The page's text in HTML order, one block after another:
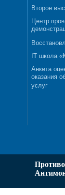
Второе
Центр
IT школа
Анкета
оказания
услуг